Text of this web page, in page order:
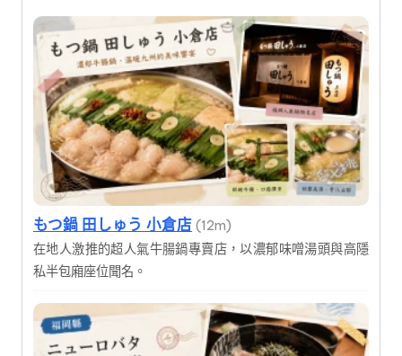
もつ鍋 田しゅう 小倉店 (12m)
在地人激推的超人氣牛腸鍋專賣店，以濃郁味噌湯頭與高隱
私半包廂座位聞名。